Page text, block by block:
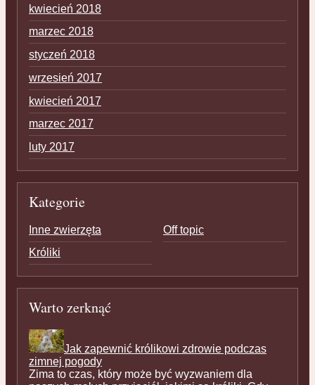
kwiecień 2018
marzec 2018
styczeń 2018
wrzesień 2017
kwiecień 2017
marzec 2017
luty 2017
Kategorie
Inne zwierzęta
Króliki
Off topic
Warto zerknąć
Jak zapewnić królikowi zdrowie podczas
zimnej pogody
Zima to czas, który może być wyzwaniem dla